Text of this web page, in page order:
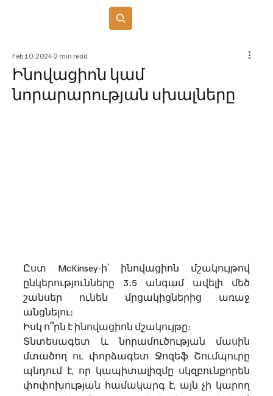
Ինովացիոն կամ
նորարարության սխալները
Feb 10, 2024 2 min read
Ըստ McKinsey-ի՝ ինովացիոն մշակույթով
ընկերությունները 3․5 անգամ ավելի մեծ
շանսեր ունեն մրցակիցներից առաջ
անցնելու։
Իսկ ո՞րն է ինովացիոն մշակույթը։
Տնտեսագետ և նորամուծության մասին
մտածող ու փորձագետ Ջոզեֆ Շումպուրը
պնդում է, որ կապիտալիզմը սկզբունքորեն
փոփոխության համակարգ է, այն չի կարող